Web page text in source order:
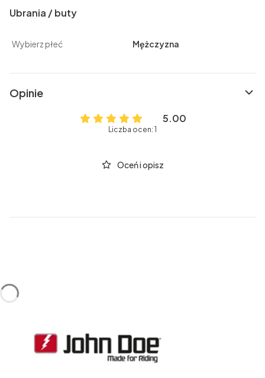
Ubrania / buty
Wybierz płeć Mężczyzna
Opinie
5.00
Liczba ocen: 1
Oceń i opisz